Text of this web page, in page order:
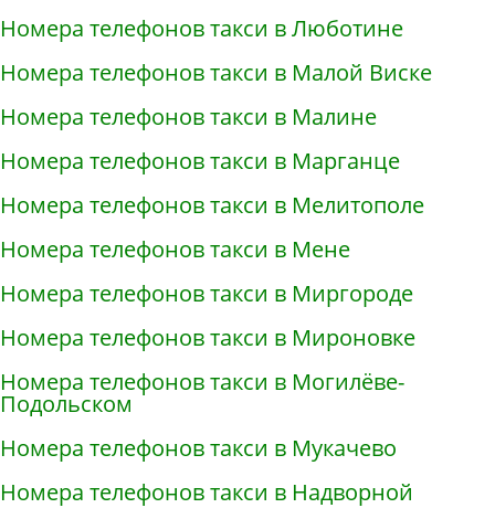
Номера телефонов такси в Люботине
Номера телефонов такси в Малой Виске
Номера телефонов такси в Малине
Номера телефонов такси в Марганце
Номера телефонов такси в Мелитополе
Номера телефонов такси в Мене
Номера телефонов такси в Миргороде
Номера телефонов такси в Мироновке
Номера телефонов такси в Могилёве-
Подольском
Номера телефонов такси в Мукачево
Номера телефонов такси в Надворной